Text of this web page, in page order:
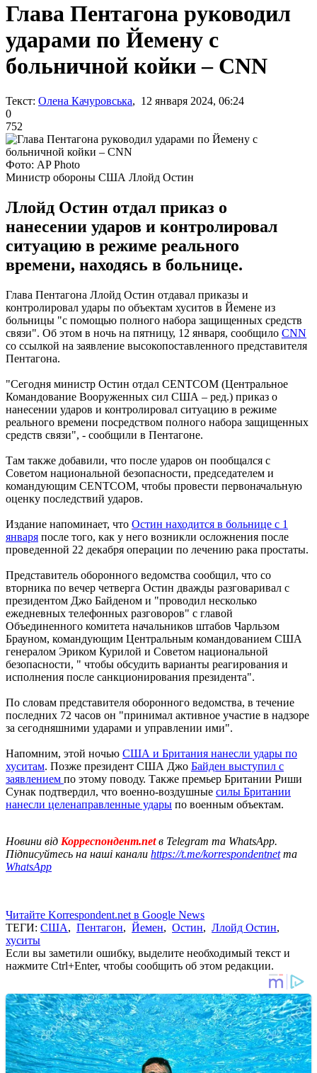
Глава Пентагона руководил
ударами по Йемену с
больничной койки – CNN
Текст: Олена Качуровська, 12 января 2024, 06:24
0
752
Фото: AP Photo
Министр обороны США Ллойд Остин
Ллойд Остин отдал приказ о
нанесении ударов и контролировал
ситуацию в режиме реального
времени, находясь в больнице.
Глава Пентагона Ллойд Остин отдавал приказы и
контролировал удары по объектам хуситов в Йемене из
больницы "с помощью полного набора защищенных средств
связи". Об этом в ночь на пятницу, 12 января, сообщило CNN
со ссылкой на заявление высокопоставленного представителя
Пентагона.
"Сегодня министр Остин отдал CENTCOM (Центральное
Командование Вооруженных сил США – ред.) приказ о
нанесении ударов и контролировал ситуацию в режиме
реального времени посредством полного набора защищенных
средств связи", - сообщили в Пентагоне.
Там также добавили, что после ударов он пообщался с
Советом национальной безопасности, председателем и
командующим CENTCOM, чтобы провести первоначальную
оценку последствий ударов.
Издание напоминает, что Остин находится в больнице с 1
января после того, как у него возникли осложнения после
проведенной 22 декабря операции по лечению рака простаты.
Представитель оборонного ведомства сообщил, что со
вторника по вечер четверга Остин дважды разговаривал с
президентом Джо Байденом и "проводил несколько
ежедневных телефонных разговоров" с главой
Объединенного комитета начальников штабов Чарльзом
Брауном, командующим Центральным командованием США
генералом Эриком Курилой и Советом национальной
безопасности, " чтобы обсудить варианты реагирования и
исполнения после санкционирования президента".
По словам представителя оборонного ведомства, в течение
последних 72 часов он "принимал активное участие в надзоре
за сегодняшними ударами и управлении ими".
Напомним, этой ночью США и Британия нанесли удары по
хуситам. Позже президент США Джо Байден выступил с
заявлением по этому поводу. Также премьер Британии Риши
Сунак подтвердил, что военно-воздушные силы Британии
нанесли целенаправленные удары по военным объектам.
Новини від Корреспондент.netв Telegram та WhatsApp.
Підписуйтесь на наші канали https://t.me/korrespondentnetта
WhatsApp
Читайте Korrespondent.net в Google News
ТЕГИ: США, Пентагон, Йемен, Остин, Ллойд Остин,
хуситы
Если вы заметили ошибку, выделите необходимый текст и
нажмите Ctrl+Enter, чтобы сообщить об этом редакции.